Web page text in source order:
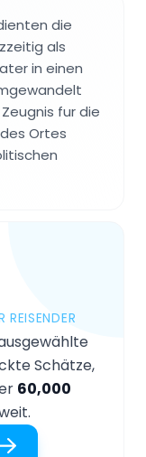
die
als
in einen
fur die
Ortes
Schätze,
60,000